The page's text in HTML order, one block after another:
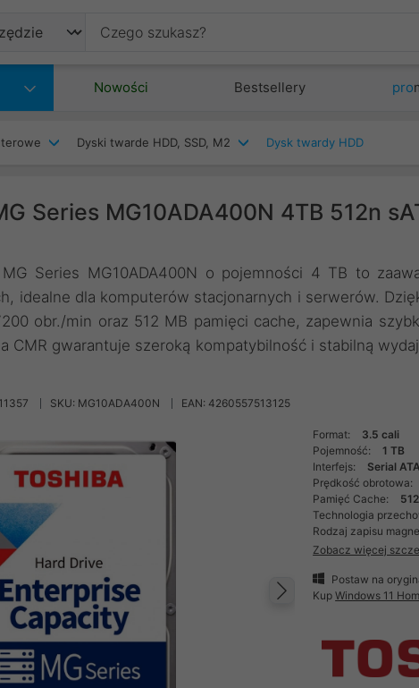
Nowości Bestsellery pro
Dyski twarde HDD, SSD, M2 Dysk twardy HDD
Series MG10ADA400N 4TB 512n
Series MG10ADA400N o pojemności 4 TB to
idealne dla komputerów stacjonarnych i serwerów.
obr./min oraz 512 MB pamięci cache, zapewnia
CMR gwarantuje szeroką kompatybilność i stabilną
SKU: MG10ADA400N EAN: 4260557513125
Następny
Format:
3.5 cali
Pojemność:
1 TB
Interfejs:
Serial
Prędkość obrotowa:
Pamięć Cache:
Technologia
Rodzaj zapisu
Zobacz więcej
Postaw na
KupWindows 11